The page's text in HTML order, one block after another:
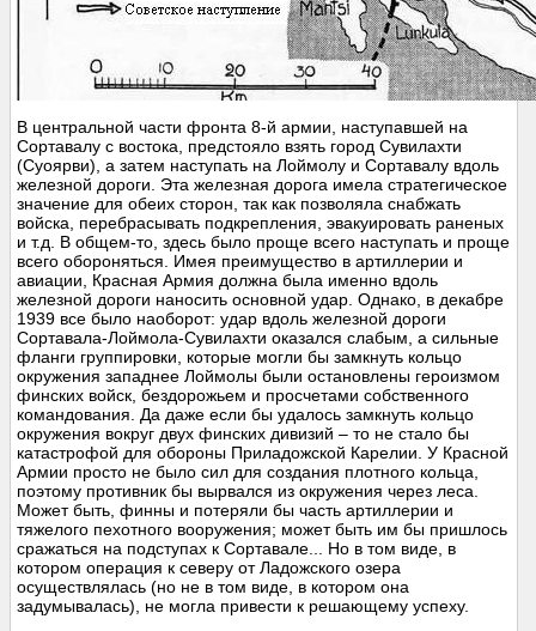
В центральной части фронта 8-й армии, наступавшей на
Сортавалу с востока, предстояло взять город Сувилахти
(Суоярви), а затем наступать на Лоймолу и Сортавалу вдоль
железной дороги. Эта железная дорога имела стратегическое
значение для обеих сторон, так как позволяла снабжать
войска, перебрасывать подкрепления, эвакуировать раненых
и т.д. В общем-то, здесь было проще всего наступать и проще
всего обороняться. Имея преимущество в артиллерии и
авиации, Красная Армия должна была именно вдоль
железной дороги наносить основной удар. Однако, в декабре
1939 все было наоборот: удар вдоль железной дороги
Сортавала-Лоймола-Сувилахти оказался слабым, а сильные
фланги группировки, которые могли бы замкнуть кольцо
окружения западнее Лоймолы были остановлены героизмом
финских войск, бездорожьем и просчетами собственного
командования. Да даже если бы удалось замкнуть кольцо
окружения вокруг двух финских дивизий – то не стало бы
катастрофой для обороны Приладожской Карелии. У Красной
Армии просто не было сил для создания плотного кольца,
поэтому противник бы вырвался из окружения через леса.
Может быть, финны и потеряли бы часть артиллерии и
тяжелого пехотного вооружения; может быть им бы пришлось
сражаться на подступах к Сортавале... Но в том виде, в
котором операция к северу от Ладожского озера
осуществлялась (но не в том виде, в котором она
задумывалась), не могла привести к решающему успеху.